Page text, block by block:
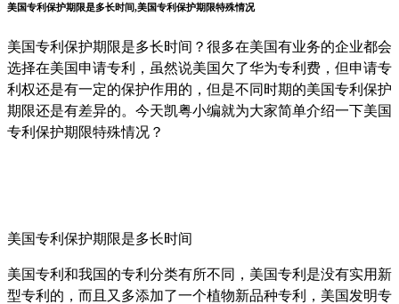
美国专利保护期限是多长时间,美国专利保护期限特殊情况
美国专利保护期限是多长时间？很多在美国有业务的企业都会
选择在美国申请专利，虽然说美国欠了华为专利费，但申请专
利权还是有一定的保护作用的，但是不同时期的美国专利保护
期限还是有差异的。今天凯粤小编就为大家简单介绍一下美国
专利保护期限特殊情况？
美国专利保护期限是多长时间
美国专利和我国的专利分类有所不同，美国专利是没有实用新
型专利的，而且又多添加了一个植物新品种专利，美国发明专